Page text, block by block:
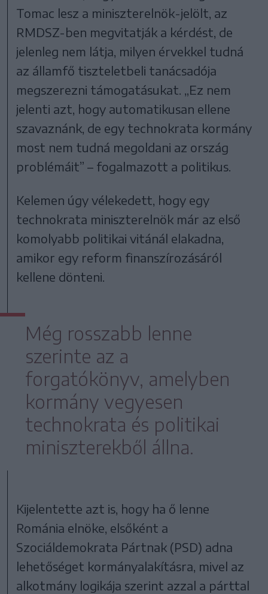
Tomac lesz a miniszterelnök-jelölt, az
RMDSZ-ben megvitatják a kérdést, de
jelenleg nem látja, milyen érvekkel tudná
az államfő tiszteletbeli tanácsadója
megszerezni támogatásukat. „Ez nem
jelenti azt, hogy automatikusan ellene
szavaznánk, de egy technokrata kormány
most nem tudná megoldani az ország
problémáit” – fogalmazott a politikus.
Kelemen úgy vélekedett, hogy egy
technokrata miniszterelnök már az első
komolyabb politikai vitánál elakadna,
amikor egy reform finanszírozásáról
kellene dönteni.
Még rosszabb lenne
szerinte az a
forgatókönyv, amelyben
kormány vegyesen
technokrata és politikai
miniszterekből állna.
Kijelentette azt is, hogy ha ő lenne
Románia elnöke, elsőként a
Szociáldemokrata Pártnak (PSD) adna
lehetőséget kormányalakításra, mivel az
alkotmány logikája szerint azzal a párttal